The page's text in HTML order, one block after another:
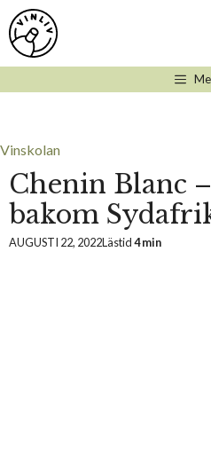
Hoppa
till
innehåll
Vinskolan
Chenin Blanc
bakom
AUGUSTI 22, 2022Lästid4 min